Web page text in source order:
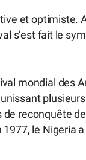
et optimiste.
s’est fait le
mondial des
reconquête
le Nigeria